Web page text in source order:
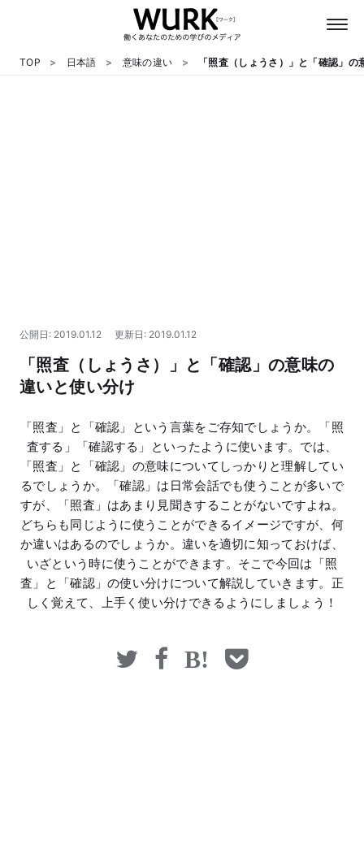
マネー
TOP 日本語 意味の違い 「照査（しょうさ）」と「確認」
公開日: 2019.01.12 更新日: 2019.01.12
「照査（しょうさ）」と「確認」の意味の
違いと使い分け
「照査」と「確認」という言葉をご存知でしょうか。「照
査する」「確認する」といったように使います。では、
「照査」と「確認」の意味についてしっかりと理解してい
るでしょうか。「確認」は日常会話でも使うことが多いで
すが、「照査」はあまり見聞きすることがないですよね。
どちらも同じように使うことができるイメージですが、何
か違いはあるのでしょうか。違いを適切に知っておけば、
いざという時に使うことができます。そこで今回は「照
査」と「確認」の使い分けについて解説していきます。正
しく覚えて、上手く使い分けできるようにしましょう！